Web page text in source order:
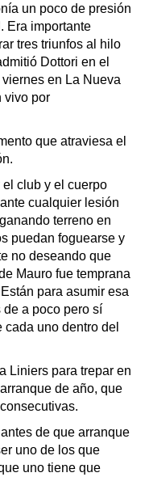
un poco de presión
Era importante
tres triunfos al hilo
Dottori en el
en La Nueva
vivo por
que atraviesa el
club y el cuerpo
cualquier lesión
terreno en
puedan foguearse y
no deseando que
Mauro fue temprana
para asumir esa
a poco pero sí
uno dentro del
Liniers para trepar en
de año, que
de que arranque
uno de los que
uno tiene que